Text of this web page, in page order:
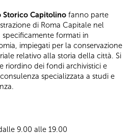
Storico Capitolino fanno parte
di Roma Capitale nel
formati in
impiegati per la conservazione
relativo alla storia della città. Si
riordino dei fondi archivistici e
specializzata a studi e
9.00 alle 19.00